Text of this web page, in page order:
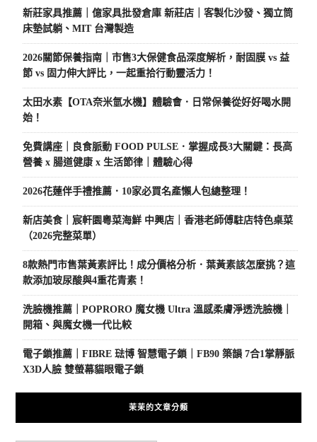
新莊家具推薦｜億家具批發倉庫 新莊店｜客製化沙發、獨立筒
床墊試躺、MIT 台灣製造
2026關節保養指南｜市售3大保健食品深度解析，耐固膜 vs 益
節 vs 固力伸大評比，一起重拾行動靈活力！
太田水素【OTA奈米氫水機】體驗會．日常保養從好好喝水開
始！
免費講座｜良食脈動 FOOD PULSE．掌握成長3大關鍵：長高
營養 x 腸道健康 x 生活節律｜體驗心得
2026花蓮伴手禮推薦．10家必買名產懶人包總整理！
新店美食｜宸軒園粵菜海鮮 中興店｜香港老師傅駐店特色桌菜
（2026完整菜單）
8款熱門市售葉黃素評比！成分價格分析．葉黃素該怎麼挑？這
款添加玻尿酸與4重花青素！
洗臉機推薦｜POPRORO 魔女機 Ultra 溫感柔膚淨透洗臉機｜
開箱、與魔女機一代比較
電子鎖推薦｜FIBRE 琺博 智慧電子鎖｜FB90 築韻 7合1掌靜脈
X3D人臉 雙螢幕貓眼電子鎖
茉茉的文章分類